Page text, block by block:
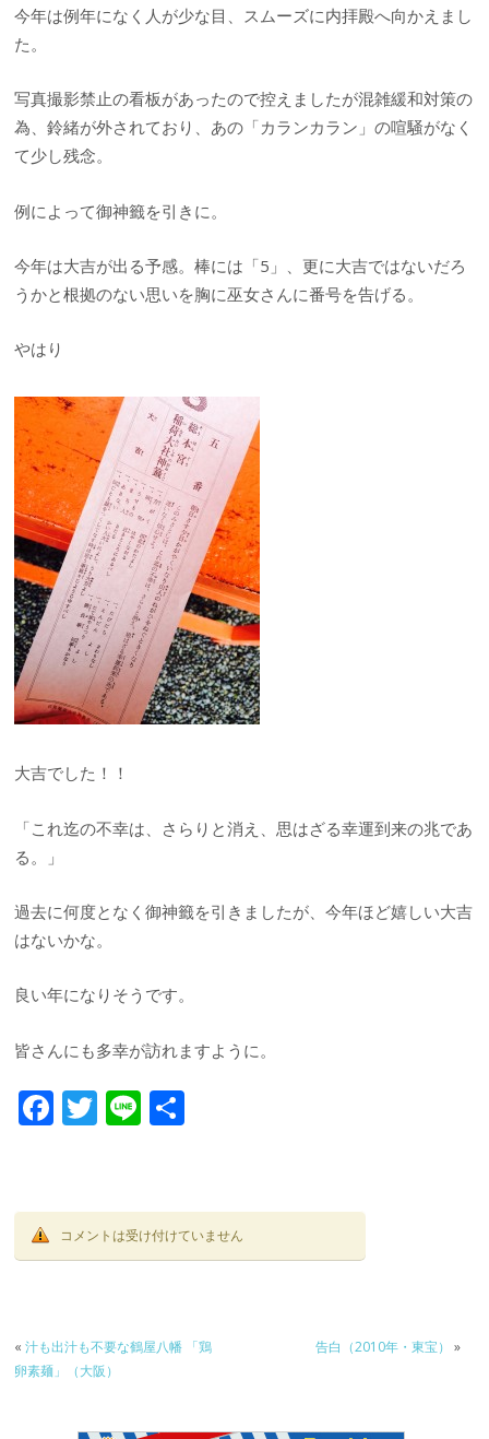
今年は例年になく人が少な目、スムーズに内拝殿へ向かえまし
た。
写真撮影禁止の看板があったので控えましたが混雑緩和対策の
為、鈴緒が外されており、あの「カランカラン」の喧騒がなく
て少し残念。
例によって御神籤を引きに。
今年は大吉が出る予感。棒には「5」、更に大吉ではないだろ
うかと根拠のない思いを胸に巫女さんに番号を告げる。
やはり
大吉でした！！
「これ迄の不幸は、さらりと消え、思はざる幸運到来の兆であ
る。」
過去に何度となく御神籤を引きましたが、今年ほど嬉しい大吉
はないかな。
良い年になりそうです。
皆さんにも多幸が訪れますように。
F
b
o
T
er
Li
コメントは受け付けていません
«汁も出汁も不要な鶴屋八幡 「鶏
卵素麺」（大阪）
告白（2010年・東宝） »